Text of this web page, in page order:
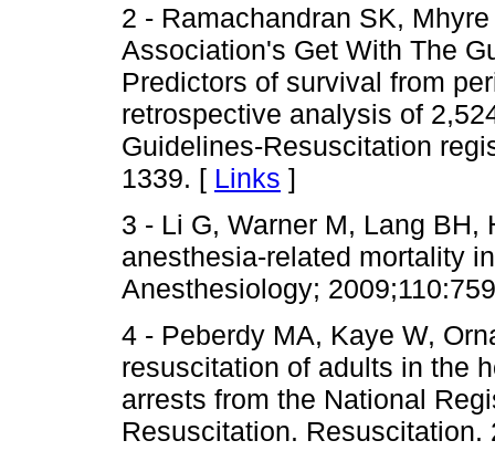
2 - Ramachandran SK,
Association's Get With The
Predictors of survival from
retrospective analysis of
Guidelines-Resuscitation
1339. [ Links ]
3 - Li G, Warner M, Lang
anesthesia-related mortality
Anesthesiology;
4 - Peberdy MA, Kaye W,
resuscitation of adults in the
arrests from the National
Resuscitation.